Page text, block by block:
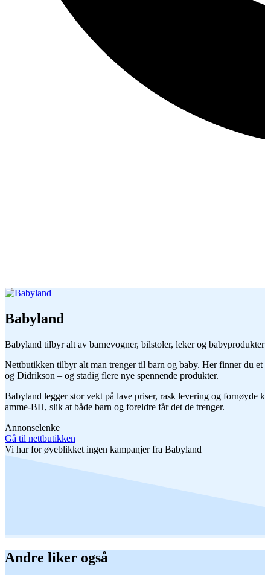
Babyland
Babyland tilbyr alt av barnevogner, bilstoler, leker og
Nettbutikken tilbyr alt man trenger til barn og baby. Her finner du
og Didrikson – og stadig flere nye spennende produkter.
Babyland legger stor vekt på lave priser, rask levering og fornøyde
amme-BH, slik at både barn og foreldre får det de trenger.
Annonselenke
Gå til nettbutikken
Vi har for øyeblikket ingen kampanjer fra Babyland
Andre liker også